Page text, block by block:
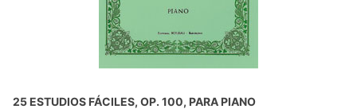
25 ESTUDIOS FÁCILES, OP. 100, PARA PIANO